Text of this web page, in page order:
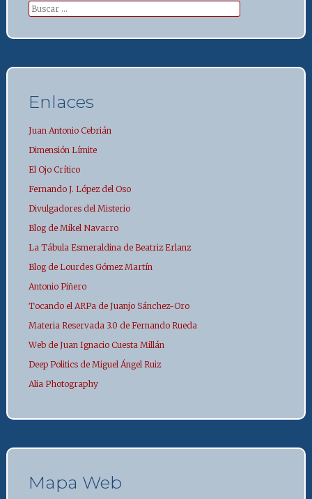
Buscar:
Enlaces
Juan Antonio Cebrián
Dimensión Límite
El Ojo Crítico
Fernando J. López del Oso
Divulgadores del Misterio
Blog de Mikel Navarro
La Tábula Esmeraldina de Beatriz Erlanz
Blog de Lourdes Gómez Martín
Antonio Piñero
Tocando el ARPa de Juanjo Sánchez-Oro
Materia Reservada 3.0 de Fernando Rueda
Web de Juan Ignacio Cuesta Millán
Deep Politics de Miguel Ángel Ruiz
Alia Photography
Mapa Web